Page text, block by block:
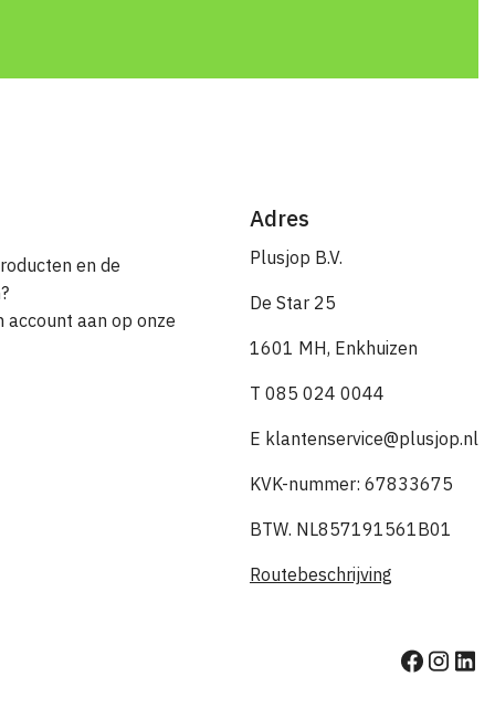
en de
account aan op onze
Adres
Plusjop B.V.
De Star 25
1601 MH, Enkhuizen
T 085 024 0044
E klantenservice@plusjop.nl
KVK-nummer: 67833675
BTW. NL857191561B01
Routebeschrijving